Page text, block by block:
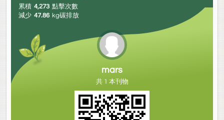
累積 4,273 點擊次數
減少 47.86 kg碳排放
mars
共 1 本刊物